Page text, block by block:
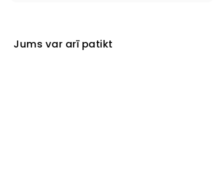
Jums var arī patikt